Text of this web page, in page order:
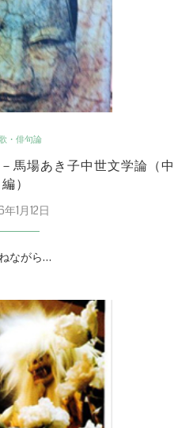
・俳句論
馬場あき子中世文学論（中
編）
年1月12日
ながら…